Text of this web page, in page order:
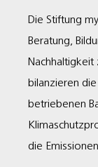
Die Stiftung
Beratung,
bilanzieren
betriebenen
die